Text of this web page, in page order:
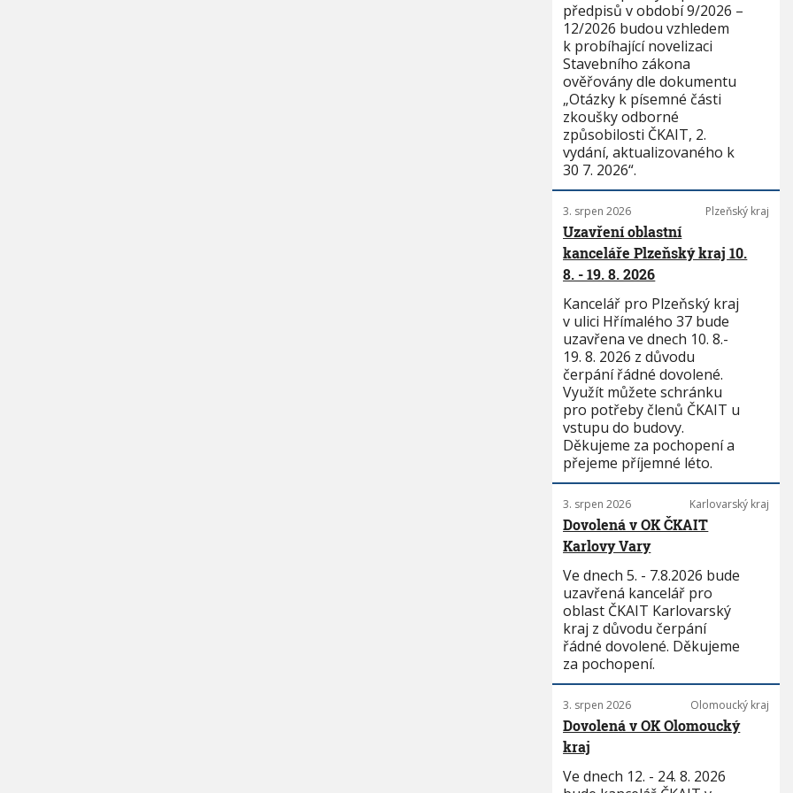
předpisů v období 9/2026 –
12/2026 budou vzhledem
k probíhající novelizaci
Stavebního zákona
ověřovány dle dokumentu
„Otázky k písemné části
zkoušky odborné
způsobilosti ČKAIT, 2.
vydání, aktualizovaného k
30 7. 2026“.
3. srpen 2026 Plzeňský kraj
Uzavření oblastní
kanceláře Plzeňský kraj 10.
8. - 19. 8. 2026
Kancelář pro Plzeňský kraj
v ulici Hřímalého 37 bude
uzavřena ve dnech 10. 8.-
19. 8. 2026 z důvodu
čerpání řádné dovolené.
Využít můžete schránku
pro potřeby členů ČKAIT u
vstupu do budovy.
Děkujeme za pochopení a
přejeme příjemné léto.
3. srpen 2026 Karlovarský kraj
Dovolená v OK ČKAIT
Karlovy Vary
Ve dnech 5. - 7.8.2026 bude
uzavřená kancelář pro
oblast ČKAIT Karlovarský
kraj z důvodu čerpání
řádné dovolené. Děkujeme
za pochopení.
3. srpen 2026 Olomoucký kraj
Dovolená v OK Olomoucký
kraj
Ve dnech 12. - 24. 8. 2026